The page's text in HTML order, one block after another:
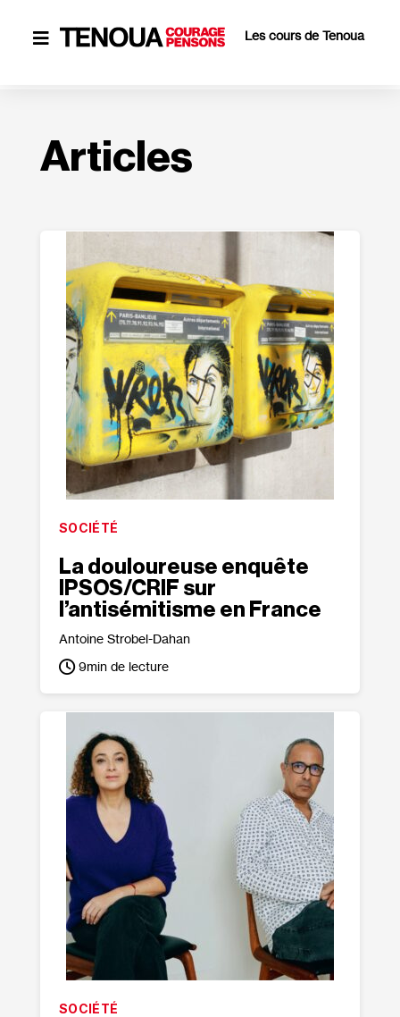
 Les cours de Tenoua
Articles
SOCIÉTÉ
La douloureuse enquête
IPSOS/​CRIF sur
l’antisémitisme en France
Antoine Strobel-Dahan
9min de lecture
SOCIÉTÉ